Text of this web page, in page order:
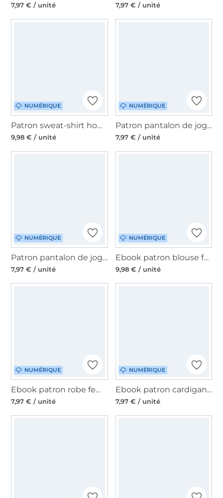
7,97 € / unité 7,97 € / unité
NUMÉRIQUE
Patron sweat-shirt homme pdf Comfort Lillesol & Pelle, en allemand
9,98 € / unité
NUMÉRIQUE
Patron pantalon de jogging femme pdf Jogga Lillesol & Pelle, en allemand
7,97 € / unité
NUMÉRIQUE
Patron pantalon de jogging homme pdf Jogga Lillesol & Pelle, en allemand
7,97 € / unité
NUMÉRIQUE
Ebook patron blouse femme Violeta Lillesol & Pelle, en allemand
9,98 € / unité
NUMÉRIQUE
Ebook patron robe femme VALINA Lillesol & Pelle, en allemand
7,97 € / unité
NUMÉRIQUE
Ebook patron cardigan/veste homme VIGA Lillesol & Pelle, en allemand
7,97 € / unité